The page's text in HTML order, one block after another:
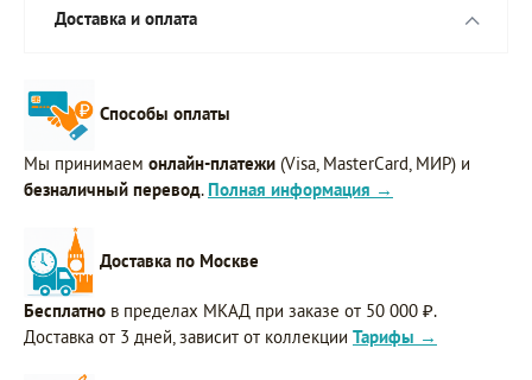
Доставка и оплата
Способы оплаты
Мы принимаем онлайн-платежи (Visa, MasterCard, МИР) и
безналичный перевод. Полная информация →
Доставка по Москве
Бесплатно в пределах МКАД при заказе от 50 000 ₽.
Доставка от 3 дней, зависит от коллекции Тарифы →